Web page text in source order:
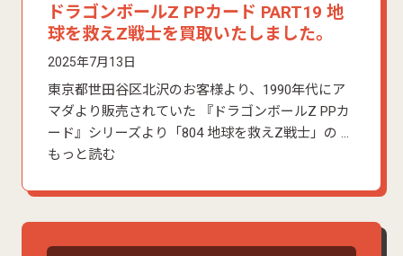
ドラゴンボールZ PPカード PART19 地
球を救えZ戦士を買取いたしました。
2025年7月13日
東京都世田谷区北沢のお客様より、1990年代にア
マダより販売されていた 『ドラゴンボールZ PPカ
ード』シリーズより「804 地球を救えZ戦士」の …
もっと読む